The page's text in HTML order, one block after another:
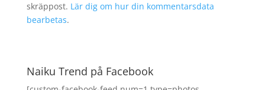
skräppost. Lär dig om hur din kommentarsdata
bearbetas.
Naiku Trend på Facebook